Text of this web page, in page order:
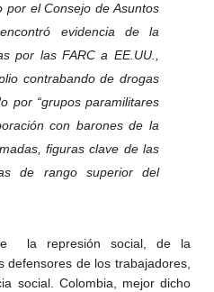
por el Consejo de Asuntos
evidencia de la
por las FARC a EE.UU.,
contrabando de drogas
por “grupos paramilitares
con barones de la
figuras clave de las
de rango superior del
la represión social, de la
defensores de los trabajadores,
social. Colombia, mejor dicho